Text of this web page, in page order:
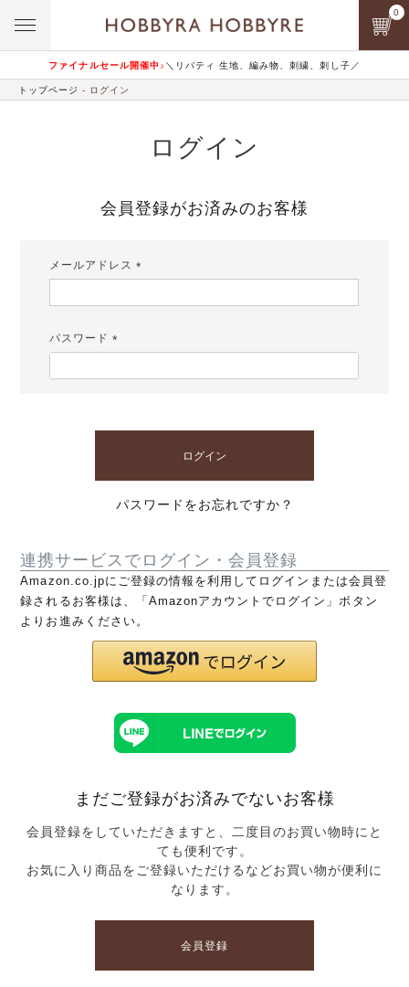
ファイナルセール開催中♪ ＼リバティ 生地、編み物、刺繍、刺し子／
0
トップページ ログイン
ログイン
会員登録がお済みのお客様
メールアドレス
パスワード
ログイン
パスワードをお忘れですか？
連携サービスでログイン・会員登録
Amazon.co.jpにご登録の情報を利用してログインまたは会員登
録されるお客様は、「Amazonアカウントでログイン」ボタン
よりお進みください。
まだご登録がお済みでないお客様
会員登録をしていただきますと、二度目のお買い物時にと
ても便利です。
お気に入り商品をご登録いただけるなどお買い物が便利に
なります。
会員登録